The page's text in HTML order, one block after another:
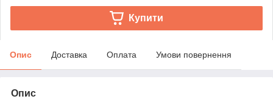
Купити
Опис Доставка Оплата Умови повернення
Опис